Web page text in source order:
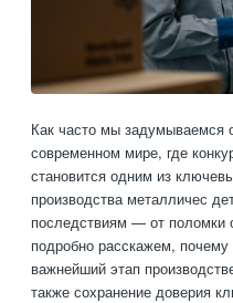
Как часто мы задумываемся
современном мире, где
становится одним из
производства металличес
последствиям — от поломки
подробно расскажем,
важнейший этап
также сохранение доверия